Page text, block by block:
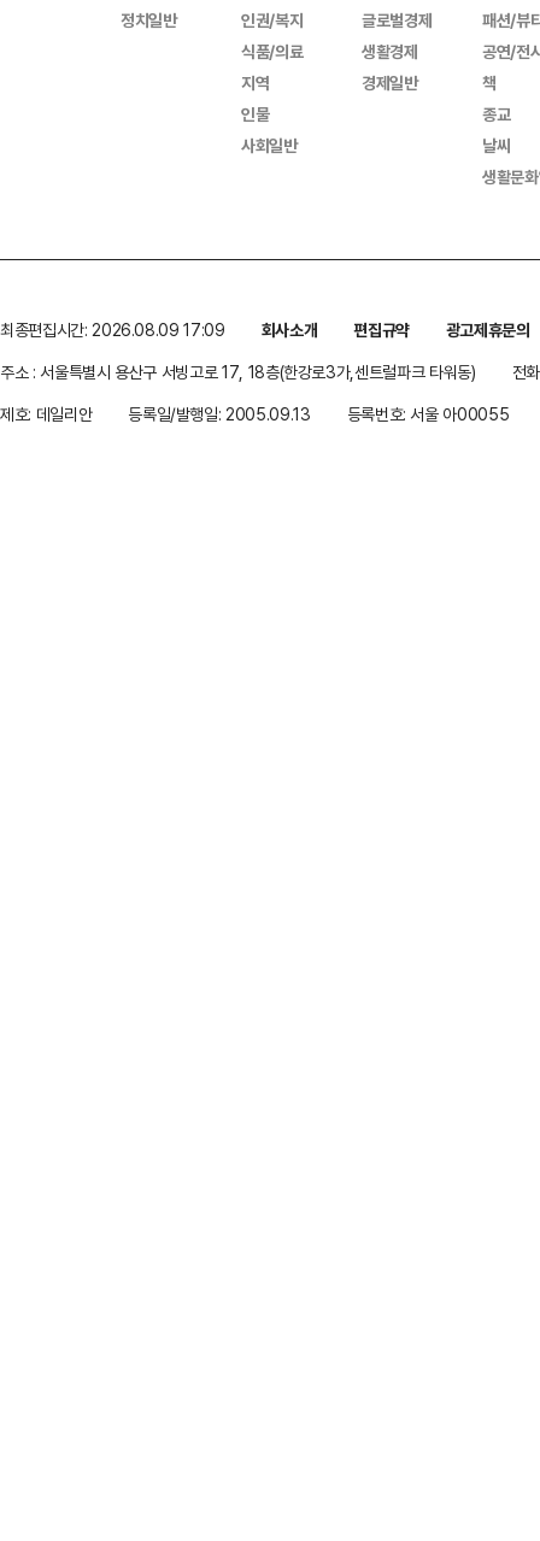
정치일반
인권/복지
식품/의료
지역
인물
사회일반
글로벌경제
생활경제
경제일반
패션/뷰
공연/전
책
종교
날씨
생활문
최종편집시간: 2026.08.09 17:09 회사소개 편집규약
광고제휴문의
주소 : 서울특별시 용산구 서빙고로 17, 18층(한강로3가,센트럴파크 타워동)
전
제호: 데일리안
등록일/발행일: 2005.09.13 등록번호: 서울 아00055